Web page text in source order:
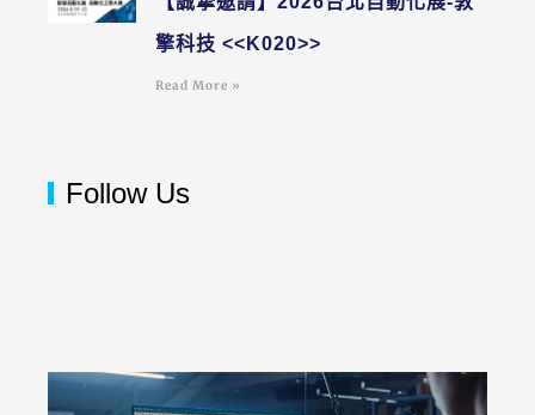
擎科技 <<K020>>
Read More »
Follow Us